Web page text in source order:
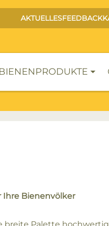
AKTUELLESFEEDBACK
BIENENPRODUKTE
Bienenvölker